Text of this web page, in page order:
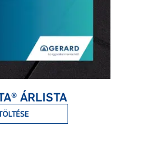
ÁRLISTA